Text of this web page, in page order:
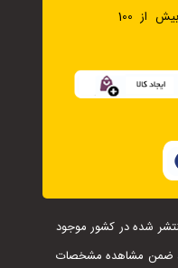
معرفی محصولات به بیش از 100
شده در کشور موجود
ضمن مشاهده مشخصات